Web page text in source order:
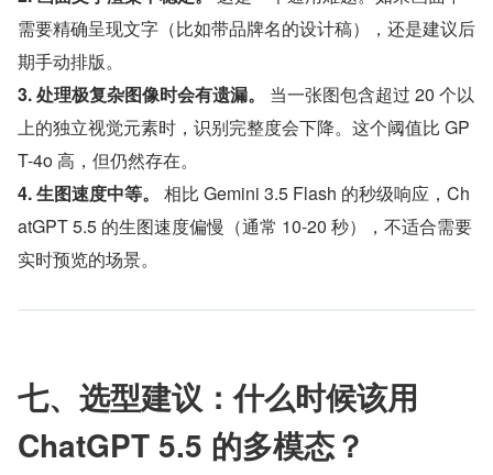
需要精确呈现文字（比如带品牌名的设计稿），还是建议后
期手动排版。
3. 处理极复杂图像时会有遗漏。
当一张图包含超过 20 个以
上的独立视觉元素时，识别完整度会下降。这个阈值比 GP
T-4o 高，但仍然存在。
4. 生图速度中等。
相比 Gemini 3.5 Flash 的秒级响应，Ch
atGPT 5.5 的生图速度偏慢（通常 10-20 秒），不适合需要
实时预览的场景。
七、选型建议：什么时候该用
ChatGPT 5.5 的多模态？